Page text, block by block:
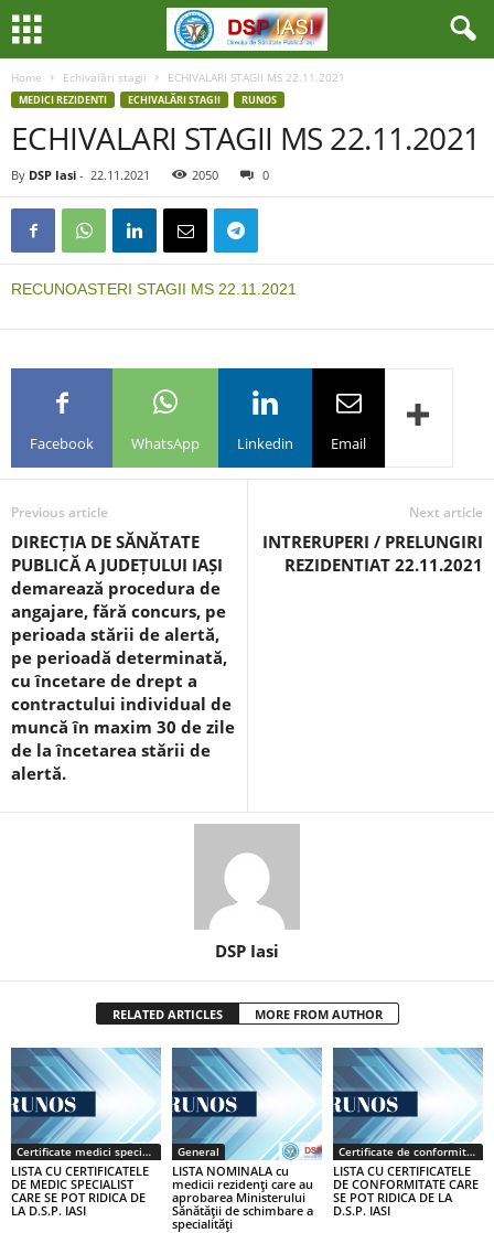
Home Echivalări stagii ECHIVALARI STAGII MS 22.11.2021
MEDICI REZIDENTI ECHIVALĂRI STAGII RUNOS
ECHIVALARI STAGII MS 22.11.2021
By DSP Iasi - 22.11.2021 2050 0
RECUNOASTERI STAGII MS 22.11.2021
Facebook WhatsApp Linkedin Email
Previous article
DIRECȚIA DE SĂNĂTATE
PUBLICĂ A JUDEȚULUI IAȘI
demarează procedura de
angajare, fără concurs, pe
perioada stării de alertă,
pe perioadă determinată,
cu încetare de drept a
contractului individual de
muncă în maxim 30 de zile
de la încetarea stării de
alertă.
Next article
INTRERUPERI / PRELUNGIRI
REZIDENTIAT 22.11.2021
DSP Iasi
RELATED ARTICLES MORE FROM AUTHOR
Certificate medici specialiști / primari
LISTA CU CERTIFICATELE
DE MEDIC SPECIALIST
CARE SE POT RIDICA DE
LA D.S.P. IASI
General
LISTA NOMINALA cu
medicii rezidenţi care au
aprobarea Ministerului
Sănătăţii de schimbare a
specialităţi
Certificate de conformitate
LISTA CU CERTIFICATELE
DE CONFORMITATE CARE
SE POT RIDICA DE LA
D.S.P. IASI